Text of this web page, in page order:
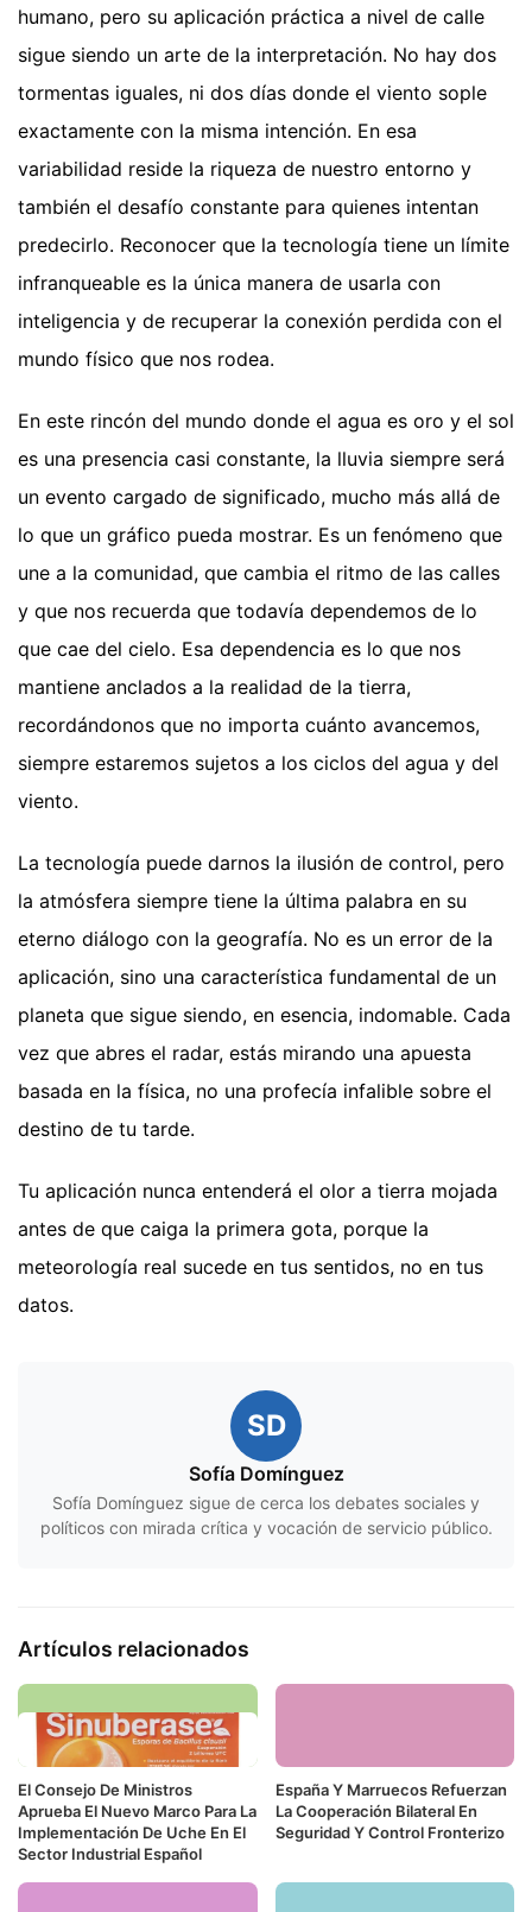
humano, pero su aplicación práctica a nivel de calle
sigue siendo un arte de la interpretación. No hay dos
tormentas iguales, ni dos días donde el viento sople
exactamente con la misma intención. En esa
variabilidad reside la riqueza de nuestro entorno y
también el desafío constante para quienes intentan
predecirlo. Reconocer que la tecnología tiene un límite
infranqueable es la única manera de usarla con
inteligencia y de recuperar la conexión perdida con el
mundo físico que nos rodea.
En este rincón del mundo donde el agua es oro y el sol
es una presencia casi constante, la lluvia siempre será
un evento cargado de significado, mucho más allá de
lo que un gráfico pueda mostrar. Es un fenómeno que
une a la comunidad, que cambia el ritmo de las calles
y que nos recuerda que todavía dependemos de lo
que cae del cielo. Esa dependencia es lo que nos
mantiene anclados a la realidad de la tierra,
recordándonos que no importa cuánto avancemos,
siempre estaremos sujetos a los ciclos del agua y del
viento.
La tecnología puede darnos la ilusión de control, pero
la atmósfera siempre tiene la última palabra en su
eterno diálogo con la geografía. No es un error de la
aplicación, sino una característica fundamental de un
planeta que sigue siendo, en esencia, indomable. Cada
vez que abres el radar, estás mirando una apuesta
basada en la física, no una profecía infalible sobre el
destino de tu tarde.
Tu aplicación nunca entenderá el olor a tierra mojada
antes de que caiga la primera gota, porque la
meteorología real sucede en tus sentidos, no en tus
datos.
SD
Sofía Domínguez
Sofía Domínguez sigue de cerca los debates sociales y
políticos con mirada crítica y vocación de servicio público.
Artículos relacionados
El Consejo De Ministros
Aprueba El Nuevo Marco Para La
Implementación De Uche En El
Sector Industrial Español
España Y Marruecos Refuerzan
La Cooperación Bilateral En
Seguridad Y Control Fronterizo